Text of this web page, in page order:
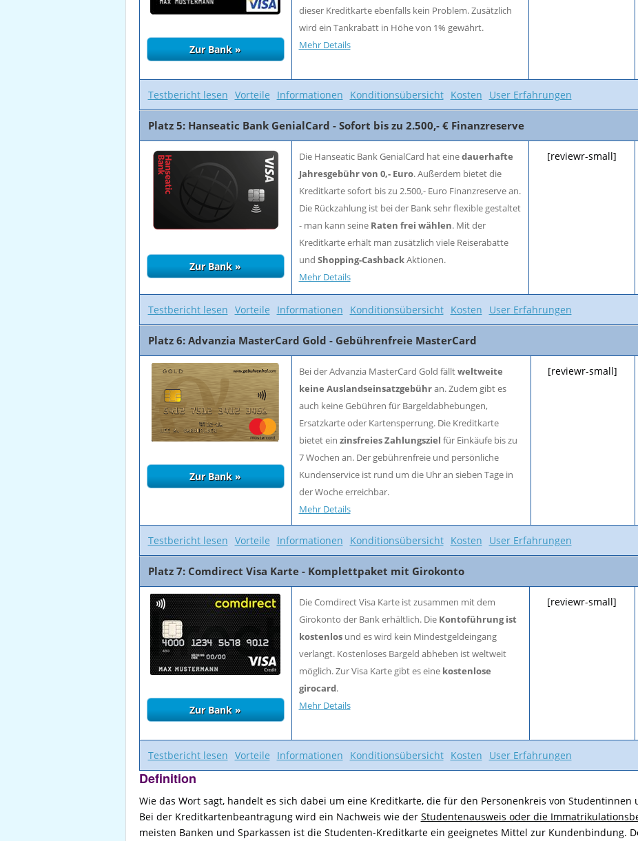
dieser Kreditkarte ebenfalls kein Problem. Zusätzlich
wird ein Tankrabatt in Höhe von 1% gewährt.
Mehr Details
Testbericht lesen Vorteile Informationen Konditionsübersicht Kosten User Erfahrungen
Platz 5: Hanseatic Bank GenialCard - Sofort bis zu 2.500,- € Finanzreserve
Die Hanseatic Bank GenialCard hat einedauerhafte
Jahresgebühr von 0,- Euro. Außerdem bietet die
Kreditkarte sofort bis zu 2.500,- Euro Finanzreserve an.
Die Rückzahlung ist bei der Bank sehr flexible gestaltet
- man kann seine Raten frei wählen. Mit der
Kreditkarte erhält man zusätzlich viele Reiserabatte
und Shopping-CashbackAktionen.
Mehr Details
[reviewr-small]
Testbericht lesen Vorteile Informationen Konditionsübersicht Kosten User Erfahrungen
Platz 6: Advanzia MasterCard Gold - Gebührenfreie MasterCard
Bei der Advanzia MasterCard Gold fälltweltweite
keine Auslandseinsatzgebühran. Zudem gibt es
auch keine Gebühren für Bargeldabhebungen,
Ersatzkarte oder Kartensperrung. Die Kreditkarte
bietet ein zinsfreies Zahlungsziel für Einkäufe bis zu
7 Wochen an. Der gebührenfreie und persönliche
Kundenservice ist rund um die Uhr an sieben Tage in
der Woche erreichbar.
Mehr Details
[reviewr-small]
Testbericht lesen Vorteile Informationen Konditionsübersicht Kosten User Erfahrungen
Platz 7: Comdirect Visa Karte - Komplettpaket mit Girokonto
Die Comdirect Visa Karte ist zusammen mit dem
Girokonto der Bank erhältlich. Die Kontoführung ist
kostenlosund es wird kein Mindestgeldeingang
verlangt. Kostenloses Bargeld abheben ist weltweit
möglich. Zur Visa Karte gibt es eine kostenlose
girocard.
Mehr Details
[reviewr-small]
Testbericht lesen Vorteile Informationen Konditionsübersicht Kosten User Erfahrungen
Definition
Wie das Wort sagt, handelt es sich dabei um eine Kreditkarte, die für den Personenkreis von Studentinnen
Bei der Kreditkartenbeantragung wird ein Nachweis wie der Studentenausweis oder die
meisten Banken und Sparkassen ist die Studenten-Kreditkarte ein geeignetes Mittel zur Kundenbindung.